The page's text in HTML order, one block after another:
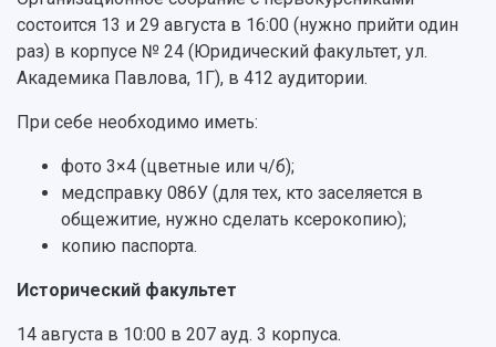
состоится 13 и 29 августа в 16:00 (нужно прийти один
раз) в корпусе № 24 (Юридический факультет, ул.
Академика Павлова, 1Г), в 412 аудитории.
При себе необходимо иметь:
фото 3×4 (цветные или ч/б);
медсправку 086У (для тех, кто заселяется в
общежитие, нужно сделать ксерокопию);
копию паспорта.
Исторический факультет
14 августа в 10:00 в 207 ауд. 3 корпуса.